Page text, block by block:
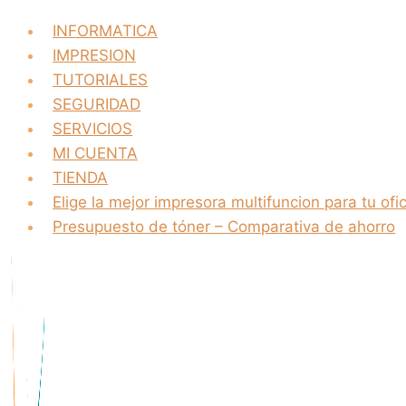
INFORMATICA
IMPRESION
TUTORIALES
SEGURIDAD
SERVICIOS
MI CUENTA
TIENDA
Elige la mejor impresora multifuncion para tu
Presupuesto de tóner – Comparativa de ahorro